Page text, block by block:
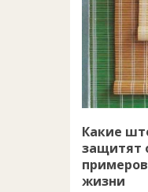
Какие
защитят
жизни